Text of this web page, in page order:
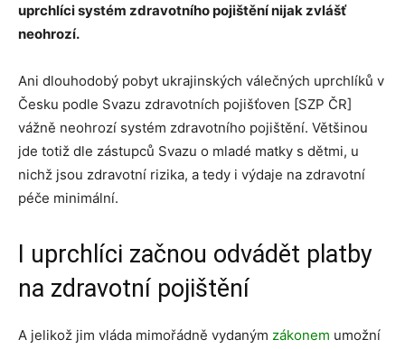
uprchlíci systém zdravotního pojištění nijak zvlášť
neohrozí.
Ani dlouhodobý pobyt ukrajinských válečných uprchlíků v
Česku podle Svazu zdravotních pojišťoven [SZP ČR]
vážně neohrozí systém zdravotního pojištění. Většinou
jde totiž dle zástupců Svazu o mladé matky s dětmi, u
nichž jsou zdravotní rizika, a tedy i výdaje na zdravotní
péče minimální.
I uprchlíci začnou odvádět platby
na zdravotní pojištění
A jelikož jim vláda mimořádně vydaným zákonem umožní